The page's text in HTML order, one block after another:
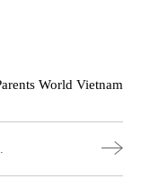
World Vietnam